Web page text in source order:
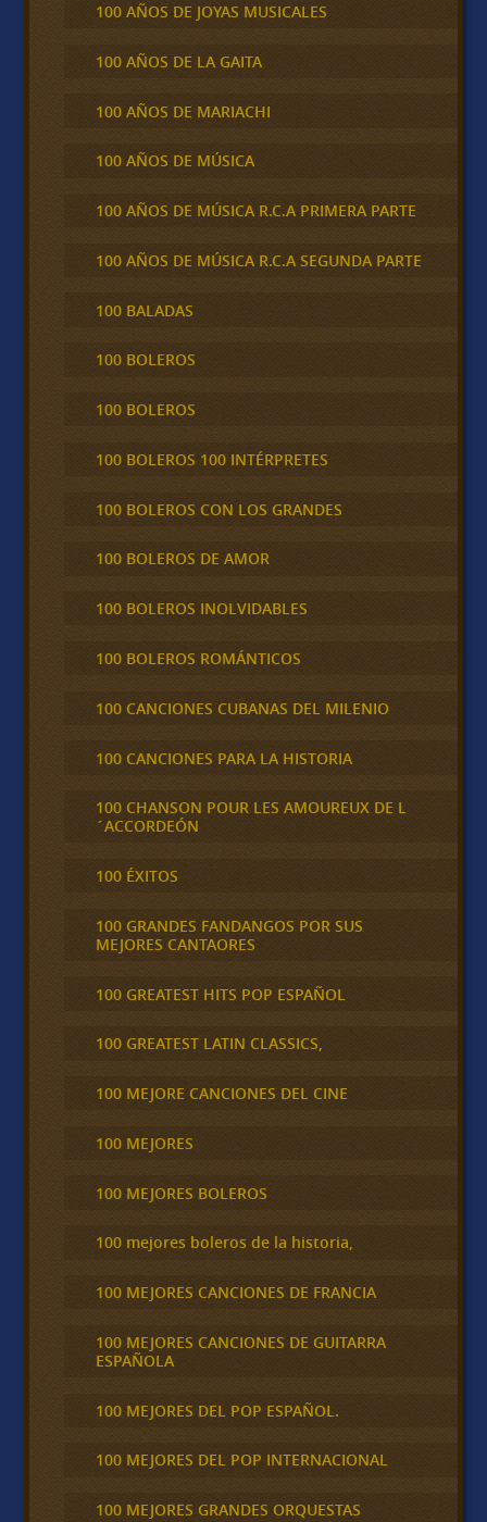
100 AÑOS DE JOYAS MUSICALES
100 AÑOS DE LA GAITA
100 AÑOS DE MARIACHI
100 AÑOS DE MÚSICA
100 AÑOS DE MÚSICA R.C.A PRIMERA PARTE
100 AÑOS DE MÚSICA R.C.A SEGUNDA PARTE
100 BALADAS
100 BOLEROS
100 BOLEROS
100 BOLEROS 100 INTÉRPRETES
100 BOLEROS CON LOS GRANDES
100 BOLEROS DE AMOR
100 BOLEROS INOLVIDABLES
100 BOLEROS ROMÁNTICOS
100 CANCIONES CUBANAS DEL MILENIO
100 CANCIONES PARA LA HISTORIA
100 CHANSON POUR LES AMOUREUX DE L
´ACCORDEÓN
100 ÉXITOS
100 GRANDES FANDANGOS POR SUS
MEJORES CANTAORES
100 GREATEST HITS POP ESPAÑOL
100 GREATEST LATIN CLASSICS,
100 MEJORE CANCIONES DEL CINE
100 MEJORES
100 MEJORES BOLEROS
100 mejores boleros de la historia,
100 MEJORES CANCIONES DE FRANCIA
100 MEJORES CANCIONES DE GUITARRA
ESPAÑOLA
100 MEJORES DEL POP ESPAÑOL.
100 MEJORES DEL POP INTERNACIONAL
100 MEJORES GRANDES ORQUESTAS